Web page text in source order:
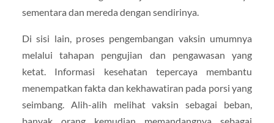
sementara dan mereda dengan sendirinya.
Di sisi lain, proses pengembangan vaksin umumnya
melalui tahapan pengujian dan pengawasan yang
ketat. Informasi kesehatan tepercaya membantu
menempatkan fakta dan kekhawatiran pada porsi yang
seimbang. Alih-alih melihat vaksin sebagai beban,